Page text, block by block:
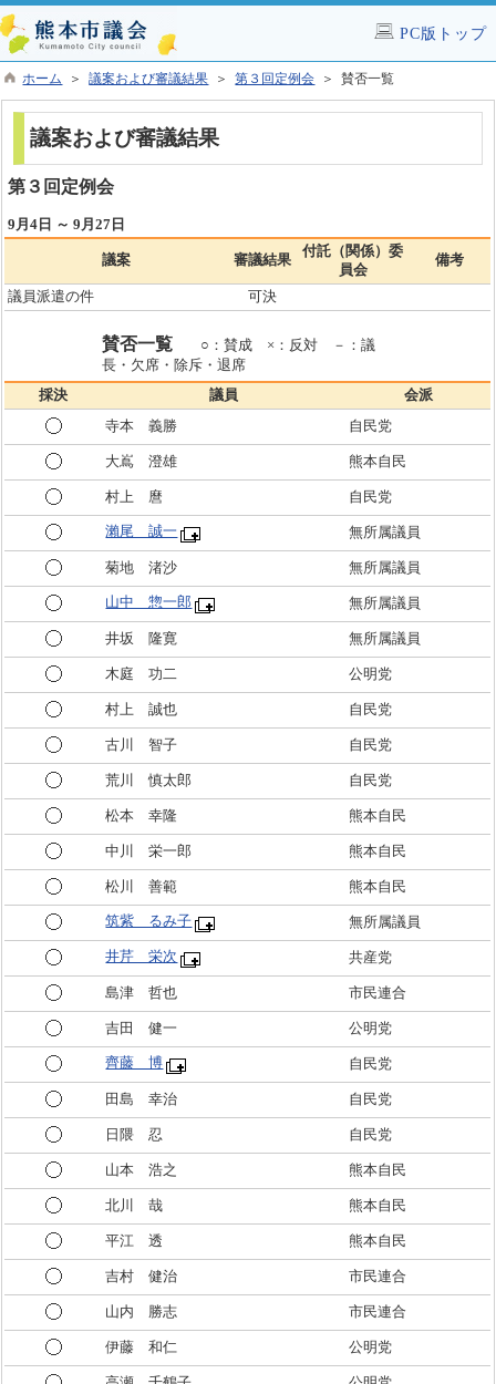
PC版トップ
ホーム ＞議案および審議結果 ＞第３回定例会 ＞ 賛否一覧
議案および審議結果
第３回定例会
9月4日 ～ 9月27日
議案 審議結果
付託（関係）委
員会
備考
議員派遣の件 可決
賛否一覧
○：賛成 ×：反対 －：議
長・欠席・除斥・退席
採決 議員
会派
寺本 義勝
自民党
大嶌 澄雄 熊本自民
村上 麿 自民党
瀨尾 誠一 無所属議員
菊地 渚沙 無所属議員
山中 惣一郎 無所属議員
井坂 隆寛 無所属議員
木庭 功二 公明党
村上 誠也 自民党
古川 智子 自民党
荒川 慎太郎 自民党
松本 幸隆 熊本自民
中川 栄一郎 熊本自民
松川 善範 熊本自民
筑紫 るみ子 無所属議員
井芹 栄次 共産党
島津 哲也 市民連合
吉田 健一 公明党
齊藤 博 自民党
田島 幸治 自民党
日隈 忍 自民党
山本 浩之 熊本自民
北川 哉 熊本自民
平江 透 熊本自民
吉村 健治 市民連合
山内 勝志 市民連合
伊藤 和仁 公明党